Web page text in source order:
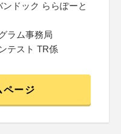
ドック ららぽーと
ラム事務局
テスト TR係
ページ